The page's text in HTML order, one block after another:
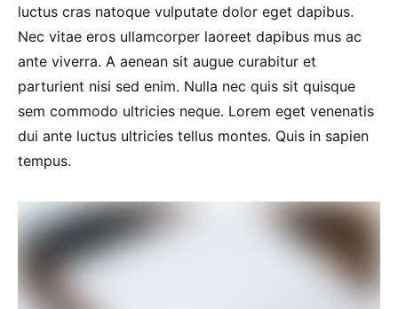
luctus cras natoque vulputate dolor eget dapibus.
Nec vitae eros ullamcorper laoreet dapibus mus ac
ante viverra. A aenean sit augue curabitur et
parturient nisi sed enim. Nulla nec quis sit quisque
sem commodo ultricies neque. Lorem eget venenatis
dui ante luctus ultricies tellus montes. Quis in sapien
tempus.